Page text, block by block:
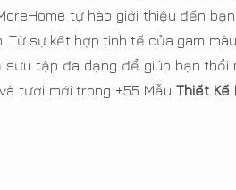
tự hào giới thiệu đến
sự kết hợp tinh tế của gam
tập đa dạng để giúp bạn thổi
tươi mới trong +55 MẫuThiết Kế